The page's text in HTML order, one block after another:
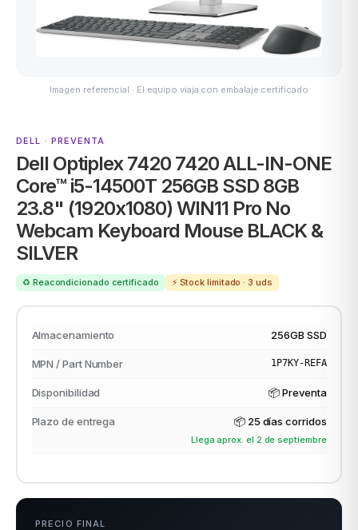
ACER
→
Imagen referencial · El equipo viaja con embalaje certificado
DELL · PREVENTA
Dell Optiplex 7420 7420 ALL-IN-ONE
Core™ i5-14500T 256GB SSD 8GB
23.8" (1920x1080) WIN11 Pro No
Webcam Keyboard Mouse BLACK &
SILVER
♻️ Reacondicionado certificado ⚡ Stock limitado · 3 uds
Almacenamiento 256GB SSD
MPN / Part Number 1P7KY-REFA
Disponibilidad 📦 Preventa
Plazo de entrega 📦 25 días corridos
Llega aprox. el 2 de septiembre
PRECIO FINAL